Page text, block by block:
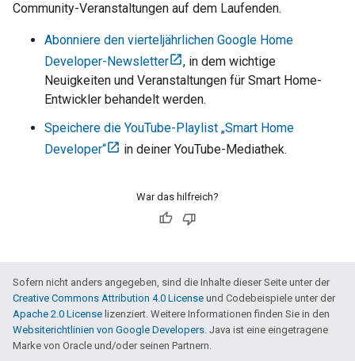
Community-Veranstaltungen auf dem Laufenden.
Abonniere den vierteljährlichen Google Home
Developer-Newsletter
, in dem wichtige
Neuigkeiten und Veranstaltungen für Smart Home-
Entwickler behandelt werden.
Speichere die YouTube-Playlist „Smart Home
Developer“
in deiner YouTube-Mediathek.
War das hilfreich?
Sofern nicht anders angegeben, sind die Inhalte dieser Seite unter der
Creative Commons Attribution 4.0 License und Codebeispiele unter der
Apache 2.0 License lizenziert. Weitere Informationen finden Sie in den
Websiterichtlinien von Google Developers. Java ist eine eingetragene
Marke von Oracle und/oder seinen Partnern.